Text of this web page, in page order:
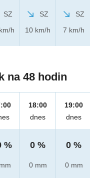
SZ
h
SZ
10 km/h
SZ
7 km/h
na 48 hodin
%
18:00
dnes
0 %
0 mm
19:00
dnes
0 %
0 mm